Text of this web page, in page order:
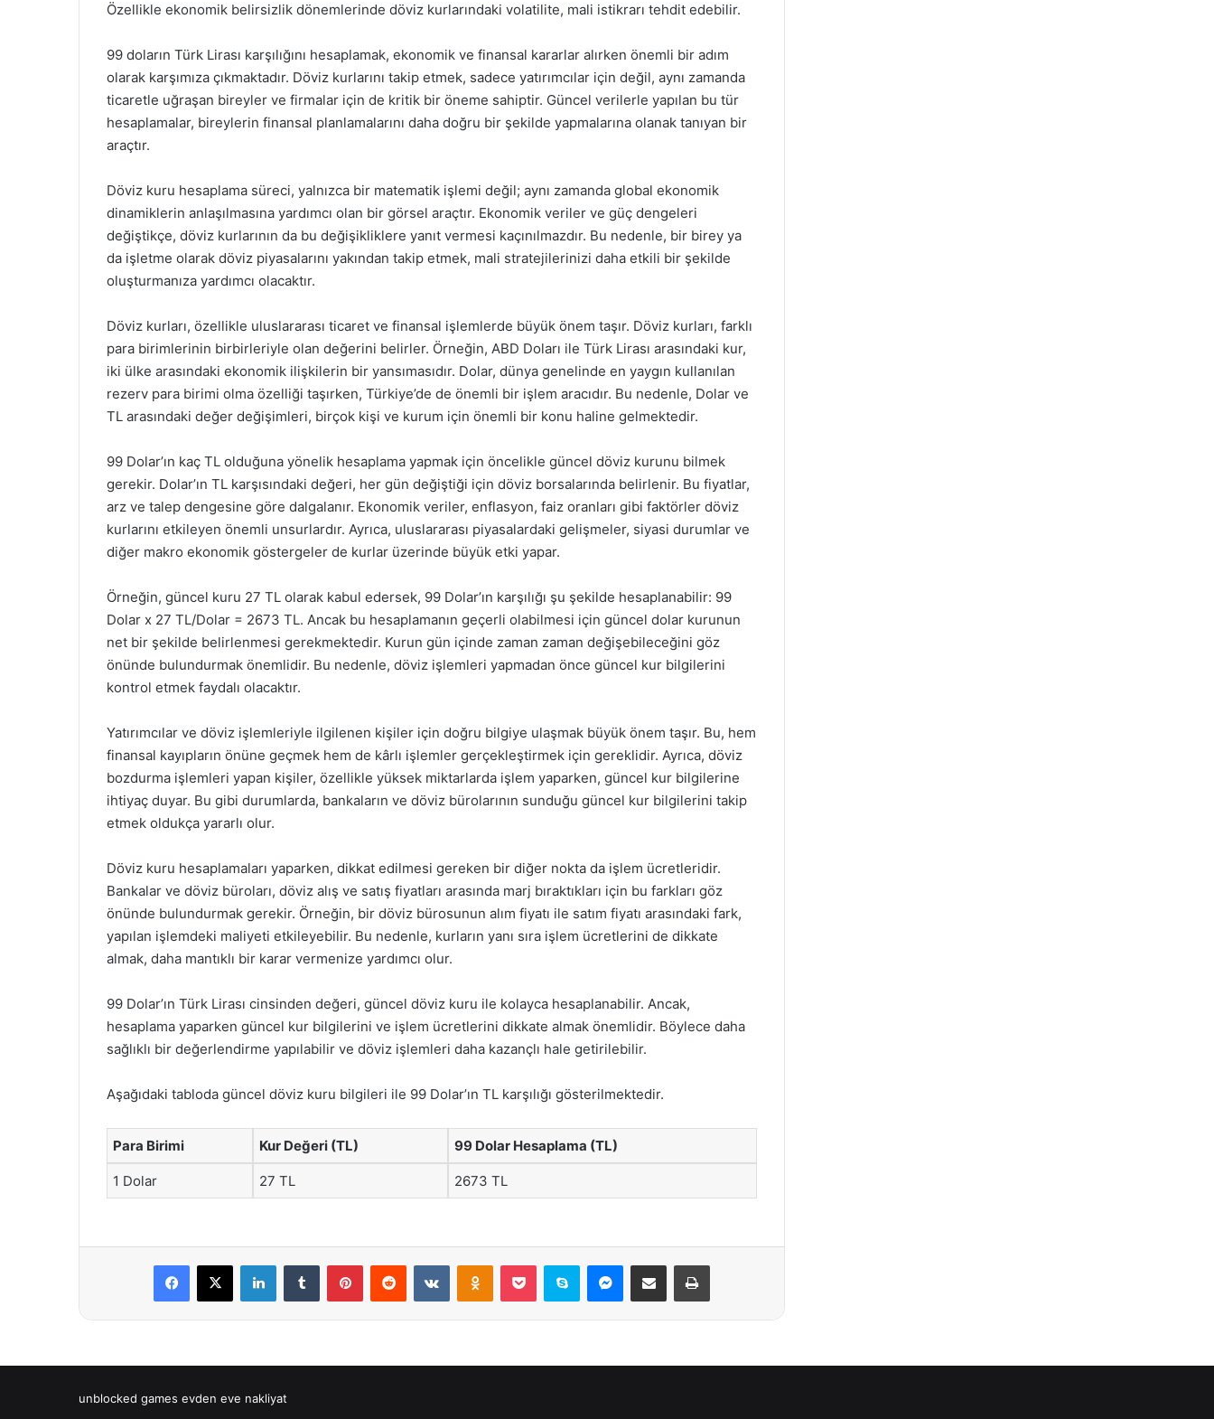
Özellikle ekonomik belirsizlik dönemlerinde döviz kurlarındaki volatilite, mali istikrarı tehdit edebilir.
99 doların Türk Lirası karşılığını hesaplamak, ekonomik ve finansal kararlar alırken önemli bir adım
olarak karşımıza çıkmaktadır. Döviz kurlarını takip etmek, sadece yatırımcılar için değil, aynı zamanda
ticaretle uğraşan bireyler ve firmalar için de kritik bir öneme sahiptir. Güncel verilerle yapılan bu tür
hesaplamalar, bireylerin finansal planlamalarını daha doğru bir şekilde yapmalarına olanak tanıyan bir
araçtır.
Döviz kuru hesaplama süreci, yalnızca bir matematik işlemi değil; aynı zamanda global ekonomik
dinamiklerin anlaşılmasına yardımcı olan bir görsel araçtır. Ekonomik veriler ve güç dengeleri
değiştikçe, döviz kurlarının da bu değişikliklere yanıt vermesi kaçınılmazdır. Bu nedenle, bir birey ya
da işletme olarak döviz piyasalarını yakından takip etmek, mali stratejilerinizi daha etkili bir şekilde
oluşturmanıza yardımcı olacaktır.
Döviz kurları, özellikle uluslararası ticaret ve finansal işlemlerde büyük önem taşır. Döviz kurları, farklı
para birimlerinin birbirleriyle olan değerini belirler. Örneğin, ABD Doları ile Türk Lirası arasındaki kur,
iki ülke arasındaki ekonomik ilişkilerin bir yansımasıdır. Dolar, dünya genelinde en yaygın kullanılan
rezerv para birimi olma özelliği taşırken, Türkiye’de de önemli bir işlem aracıdır. Bu nedenle, Dolar ve
TL arasındaki değer değişimleri, birçok kişi ve kurum için önemli bir konu haline gelmektedir.
99 Dolar’ın kaç TL olduğuna yönelik hesaplama yapmak için öncelikle güncel döviz kurunu bilmek
gerekir. Dolar’ın TL karşısındaki değeri, her gün değiştiği için döviz borsalarında belirlenir. Bu fiyatlar,
arz ve talep dengesine göre dalgalanır. Ekonomik veriler, enflasyon, faiz oranları gibi faktörler döviz
kurlarını etkileyen önemli unsurlardır. Ayrıca, uluslararası piyasalardaki gelişmeler, siyasi durumlar ve
diğer makro ekonomik göstergeler de kurlar üzerinde büyük etki yapar.
Örneğin, güncel kuru 27 TL olarak kabul edersek, 99 Dolar’ın karşılığı şu şekilde hesaplanabilir: 99
Dolar x 27 TL/Dolar = 2673 TL. Ancak bu hesaplamanın geçerli olabilmesi için güncel dolar kurunun
net bir şekilde belirlenmesi gerekmektedir. Kurun gün içinde zaman zaman değişebileceğini göz
önünde bulundurmak önemlidir. Bu nedenle, döviz işlemleri yapmadan önce güncel kur bilgilerini
kontrol etmek faydalı olacaktır.
Yatırımcılar ve döviz işlemleriyle ilgilenen kişiler için doğru bilgiye ulaşmak büyük önem taşır. Bu, hem
finansal kayıpların önüne geçmek hem de kârlı işlemler gerçekleştirmek için gereklidir. Ayrıca, döviz
bozdurma işlemleri yapan kişiler, özellikle yüksek miktarlarda işlem yaparken, güncel kur bilgilerine
ihtiyaç duyar. Bu gibi durumlarda, bankaların ve döviz bürolarının sunduğu güncel kur bilgilerini takip
etmek oldukça yararlı olur.
Döviz kuru hesaplamaları yaparken, dikkat edilmesi gereken bir diğer nokta da işlem ücretleridir.
Bankalar ve döviz büroları, döviz alış ve satış fiyatları arasında marj bıraktıkları için bu farkları göz
önünde bulundurmak gerekir. Örneğin, bir döviz bürosunun alım fiyatı ile satım fiyatı arasındaki fark,
yapılan işlemdeki maliyeti etkileyebilir. Bu nedenle, kurların yanı sıra işlem ücretlerini de dikkate
almak, daha mantıklı bir karar vermenize yardımcı olur.
99 Dolar’ın Türk Lirası cinsinden değeri, güncel döviz kuru ile kolayca hesaplanabilir. Ancak,
hesaplama yaparken güncel kur bilgilerini ve işlem ücretlerini dikkate almak önemlidir. Böylece daha
sağlıklı bir değerlendirme yapılabilir ve döviz işlemleri daha kazançlı hale getirilebilir.
Aşağıdaki tabloda güncel döviz kuru bilgileri ile 99 Dolar’ın TL karşılığı gösterilmektedir.
Para Birimi Kur Değeri (TL) 99 Dolar Hesaplama (TL)
1 Dolar 27 TL 2673 TL
Facebook
X LinkedInTumblr PinterestReddit VKontakteOdnoklassniki
Pocket Skype Messenger
E-Posta ile paylaş Yazdır
unblocked games evden eve nakliyat